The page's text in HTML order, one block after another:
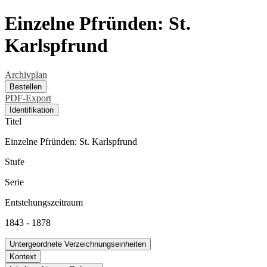
Einzelne Pfründen: St.
Karlspfrund
Archivplan
Bestellen
PDF-Export
Identifikation
Titel
Einzelne Pfründen: St. Karlspfrund
Stufe
Serie
Entstehungszeitraum
1843 - 1878
Untergeordnete Verzeichnungseinheiten
Kontext